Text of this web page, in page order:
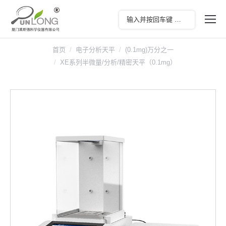
首页 电子分析天平
(0.1mg)万分之一
XE系列半微量/分析/精密天平（0.1mg）